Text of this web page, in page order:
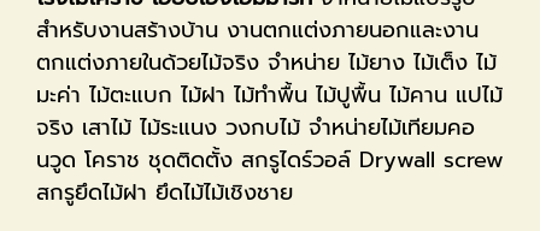
สำหรับงานสร้างบ้าน งานตกแต่งภายนอกและงาน
ตกแต่งภายในด้วยไม้จริง จำหน่าย ไม้ยาง ไม้เต็ง ไม้
มะค่า ไม้ตะแบก ไม้ฝา ไม้ทำพื้น ไม้ปูพื้น ไม้คาน แปไม้
จริง เสาไม้ ไม้ระแนง วงกบไม้ จำหน่ายไม้เทียมคอ
นวูด โคราช ชุดติดตั้ง สกรูไดร์วอล์ Drywall screw
สกรูยึดไม้ฝา ยึดไม้ไม้เชิงชาย